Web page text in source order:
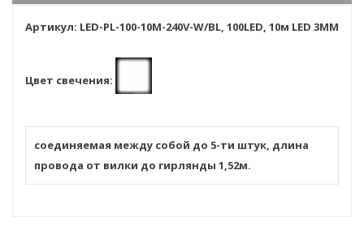
Артикул: LED-PL-100-10M-240V-W/BL, 100LED, 10м LED 3MM
Цвет свечения:
соединяемая между собой до 5-ти штук, длина
провода от вилки до гирлянды 1,52м.